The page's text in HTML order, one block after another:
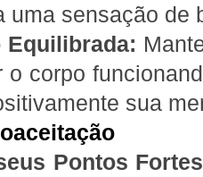
uma sensação de
Equilibrada:
o corpo
sua
Pontos